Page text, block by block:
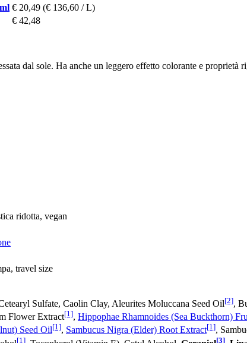
€ 20,49 (€ 136,60 / L)
€ 42,48
dal sole. Ha anche un leggero effetto colorante e
ridotta, vegan
travel size
Sulfate, Caolin Clay, Aleurites Moluccana Seed Oil[2],
Flower Extract[1], Hippophae Rhamnoides (Sea Buckthorn)
Seed Oil[1], Sambucus Nigra (Elder) Root Extract[1],
[1] [3]